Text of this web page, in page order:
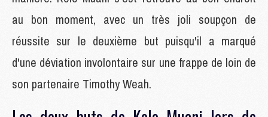
au bon moment, avec un très joli soupçon de
réussite sur le deuxième but puisqu'il a marqué
d'une déviation involontaire sur une frappe de loin de
son partenaire Timothy Weah.